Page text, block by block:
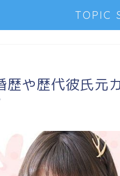
TOPIC
歴や歴代彼氏元